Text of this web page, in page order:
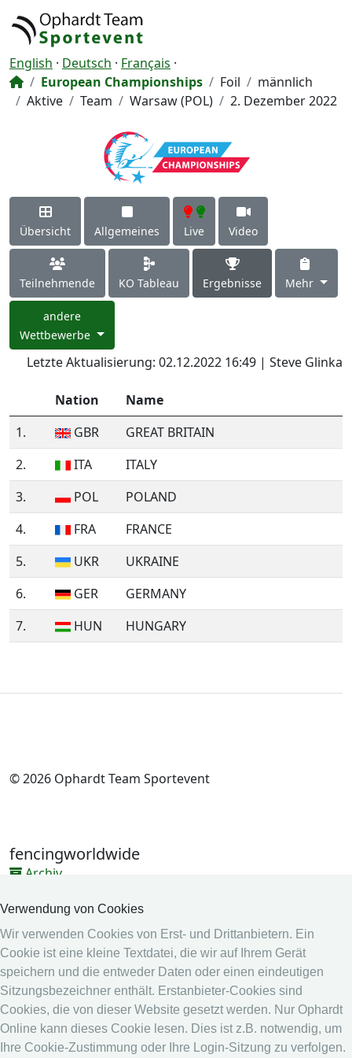
Verwendung von Cookies
Wir verwenden Cookies von Erst- und Drittanbietern. Ein
Cookie ist eine kleine Textdatei, die wir auf Ihrem Gerät
speichern und die entweder Daten oder einen eindeutigen
Sitzungsbezeichner enthält. Erstanbieter-Cookies sind
Cookies, die von dieser Website gesetzt werden. Nur Ophardt
Online kann dieses Cookie lesen. Dies ist z.B. notwendig, um
Ihre Cookie-Zustimmung oder Ihre Login-Sitzung zu verfolgen.
English · Deutsch · Français ·
European Championships
Foil
männlich
Aktive
Team Warsaw (POL) 2. Dezember 2022
Übersicht Allgemeines Live Video
Teilnehmende KO Tableau Ergebnisse Mehr
andere
Wettbewerbe
Letzte Aktualisierung: 02.12.2022 16:49 | Steve Glinka
Nation
Name
1.
GBR
GREAT BRITAIN
2.
ITA
ITALY
3.
POL
POLAND
4.
FRA
FRANCE
5.
UKR
UKRAINE
6.
GER
GERMANY
7.
HUN HUNGARY
© 2026 Ophardt Team Sportevent
fencingworldwide
Archiv
Online System
Online System
Kalender
Rangliste